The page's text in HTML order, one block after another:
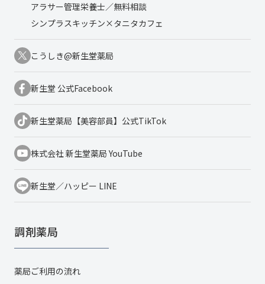
アラサー管理栄養士／無料相談
シンプラスキッチン×タニタカフェ
こうしき@新生堂薬局
新生堂 公式Facebook
新生堂薬局【美容部員】公式TikTok
株式会社 新生堂薬局 YouTube
新生堂／ハッピー LINE
調剤薬局
薬局ご利用の流れ